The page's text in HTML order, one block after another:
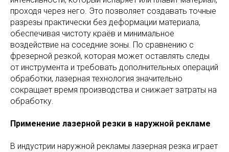
проходя через него. Это позволяет создавать точные
разрезы практически без деформации материала,
обеспечивая чистоту краёв и минимальное
воздействие на соседние зоны. По сравнению с
фрезерной резкой, которая может оставлять следы
от инструмента и требовать дополнительных операций
обработки, лазерная технология значительно
сокращает время производства и снижает затраты на
обработку.
Применение лазерной резки в наружной рекламе
В индустрии наружной рекламы лазерная резка играет